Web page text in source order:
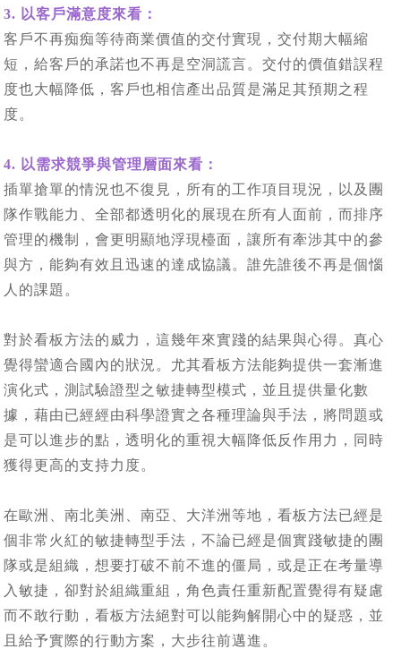
3. 以客戶滿意度來看：
客戶不再痴痴等待商業價值的交付實現，交付期大幅縮
短，給客戶的承諾也不再是空洞謊言。交付的價值錯誤程
度也大幅降低，客戶也相信產出品質是滿足其預期之程
度。
4. 以需求競爭與管理層面來看：
插單搶單的情況也不復見，所有的工作項目現況，以及團
隊作戰能力、全部都透明化的展現在所有人面前，而排序
管理的機制，會更明顯地浮現檯面，讓所有牽涉其中的參
與方，能夠有效且迅速的達成協議。誰先誰後不再是個惱
人的課題。
對於看板方法的威力，這幾年來實踐的結果與心得。真心
覺得蠻適合國內的狀況。尤其看板方法能夠提供一套漸進
演化式，測試驗證型之敏捷轉型模式，並且提供量化數
據，藉由已經經由科學證實之各種理論與手法，將問題或
是可以進步的點，透明化的重視大幅降低反作用力，同時
獲得更高的支持力度。
在歐洲、南北美洲、南亞、大洋洲等地，看板方法已經是
個非常火紅的敏捷轉型手法，不論已經是個實踐敏捷的團
隊或是組織，想要打破不前不進的僵局，或是正在考量導
入敏捷，卻對於組織重組，角色責任重新配置覺得有疑慮
而不敢行動，看板方法絕對可以能夠解開心中的疑惑，並
且給予實際的行動方案，大步往前邁進。